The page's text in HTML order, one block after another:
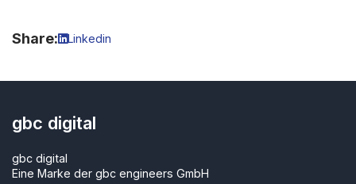
Share: Linkedin
gbc digital
gbc digital
Eine Marke der gbc engineers GmbH